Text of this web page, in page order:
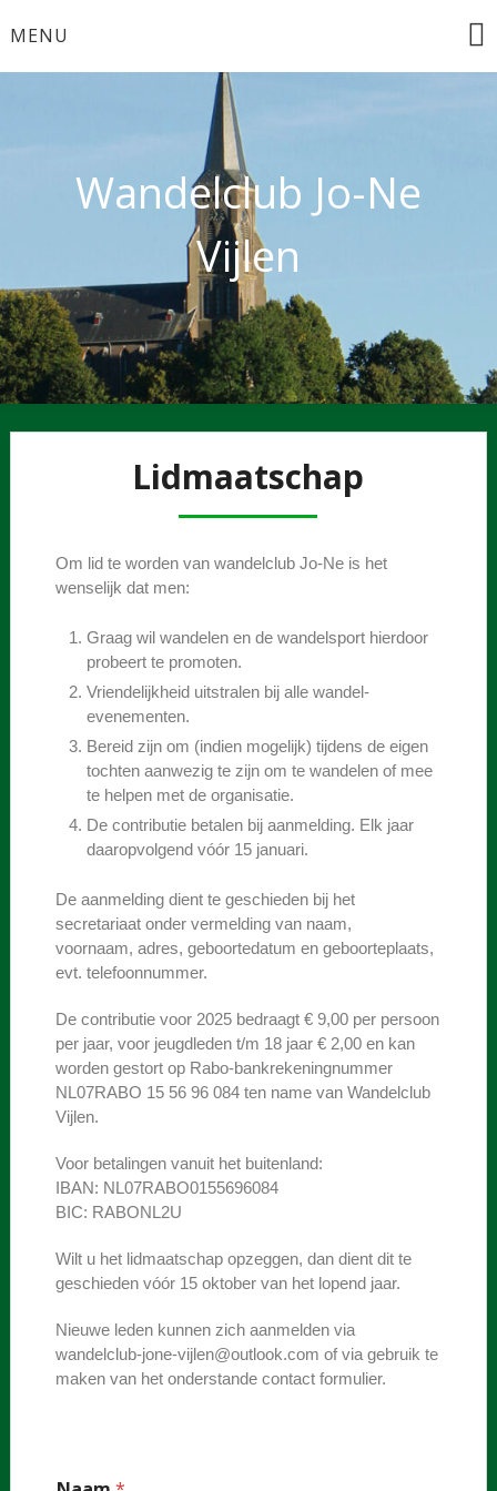
MENU
Wandelclub Jo-Ne
Vijlen
Lidmaatschap
Om lid te worden van wandelclub Jo-Ne is het
wenselijk dat men:
Graag wil wandelen en de wandelsport hierdoor
probeert te promoten.
Vriendelijkheid uitstralen bij alle wandel-
evenementen.
Bereid zijn om (indien mogelijk) tijdens de eigen
tochten aanwezig te zijn om te wandelen of mee
te helpen met de organisatie.
De contributie betalen bij aanmelding. Elk jaar
daaropvolgend vóór 15 januari.
De aanmelding dient te geschieden bij het
secretariaat onder vermelding van naam,
voornaam, adres, geboortedatum en geboorteplaats,
evt. telefoonnummer.
De contributie voor 2025 bedraagt € 9,00 per persoon
per jaar, voor jeugdleden t/m 18 jaar € 2,00 en kan
worden gestort op Rabo-bankrekeningnummer
NL07RABO 15 56 96 084 ten name van Wandelclub
Vijlen.
Voor betalingen vanuit het buitenland:
IBAN: NL07RABO0155696084
BIC: RABONL2U
Wilt u het lidmaatschap opzeggen, dan dient dit te
geschieden vóór 15 oktober van het lopend jaar.
Nieuwe leden kunnen zich aanmelden via
wandelclub-jone-vijlen@outlook.com of via gebruik te
maken van het onderstande contact formulier.